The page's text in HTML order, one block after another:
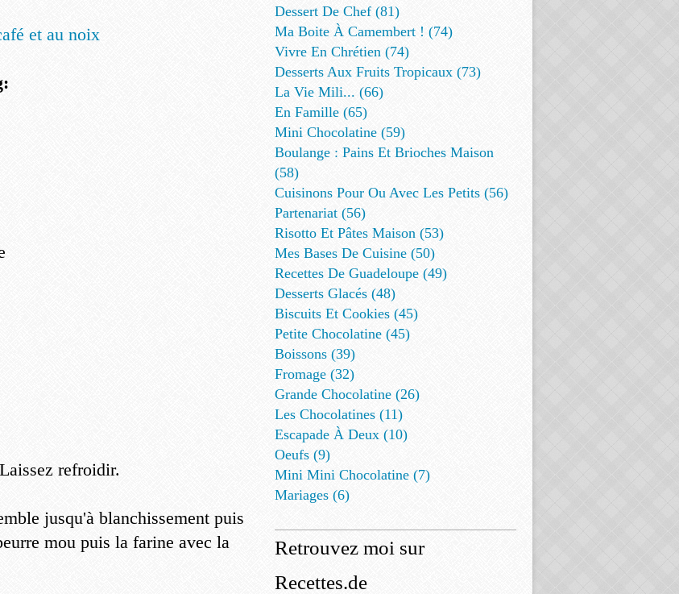
refroidir.
jusqu'à blanchissement puis
mou puis la farine avec la
Dessert De Chef (81)
Ma Boite À Camembert ! (74)
Vivre En Chrétien (74)
Desserts Aux Fruits Tropicaux (73)
La Vie Mili... (66)
En Famille (65)
Mini Chocolatine (59)
Boulange : Pains Et Brioches Maison
(58)
Cuisinons Pour Ou Avec Les Petits (56)
Partenariat (56)
Risotto Et Pâtes Maison (53)
Mes Bases De Cuisine (50)
Recettes De Guadeloupe (49)
Desserts Glacés (48)
Biscuits Et Cookies (45)
Petite Chocolatine (45)
Boissons (39)
Fromage (32)
Grande Chocolatine (26)
Les Chocolatines (11)
Escapade À Deux (10)
Oeufs (9)
Mini Mini Chocolatine (7)
Mariages (6)
Retrouvez moi sur
Recettes.de